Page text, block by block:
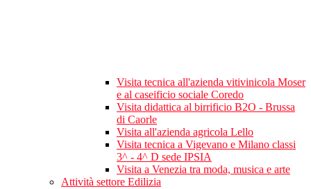
Visita tecnica all'azienda vitivinicola Moser
e al caseificio sociale Coredo
Visita didattica al birrificio B2O - Brussa
di Caorle
Visita all'azienda agricola Lello
Visita tecnica a Vigevano e Milano classi
3^ - 4^ D sede IPSIA
Visita a Venezia tra moda, musica e arte
Attività settore Edilizia